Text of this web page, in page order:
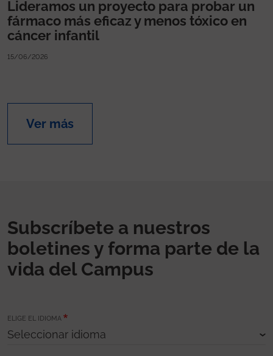
Lideramos un proyecto para probar un
fármaco más eficaz y menos tóxico en
cáncer infantil
15/06/2026
Ver más
Subscríbete a nuestros
boletines y forma parte de la
vida del Campus
ELIGE EL IDIOMA